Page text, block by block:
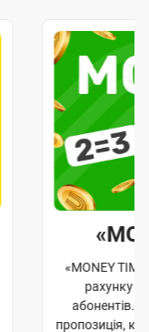
«MONEY
рахунку
абонентів.
пропозиція,